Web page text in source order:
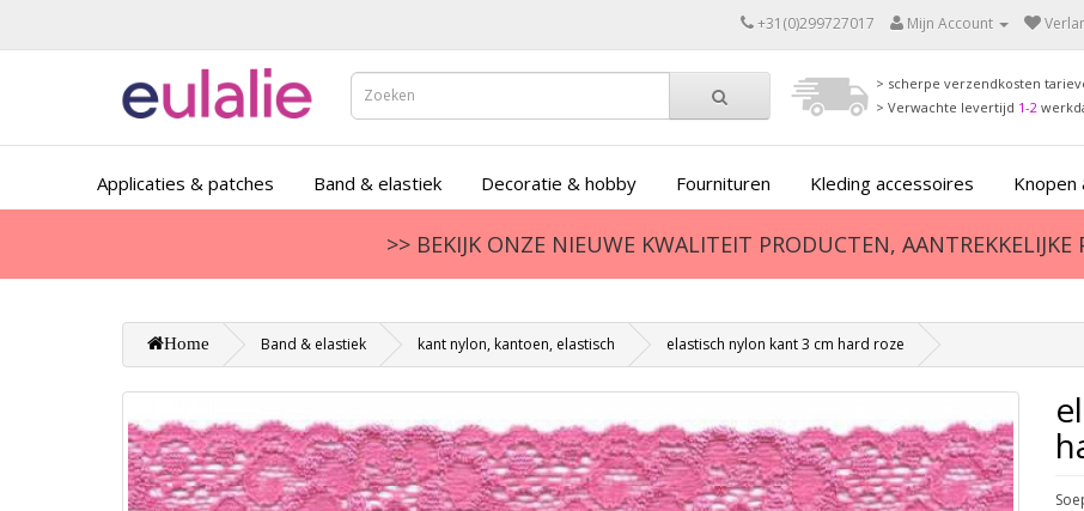
+31(0)299727017 Mijn Account
> scherpe verzendkosten
> Verwachte levertijd 1-2
Applicaties & patches Band & elastiek Decoratie & hobby Fournituren Kleding accessoires Knopen
>> BEKIJK ONZE NIEUWE KWALITEIT PRODUCTEN, AANTREKKELIJKE
Home Band & elastiek kant nylon, kantoen, elastisch elastisch nylon kant 3 cm hard roze